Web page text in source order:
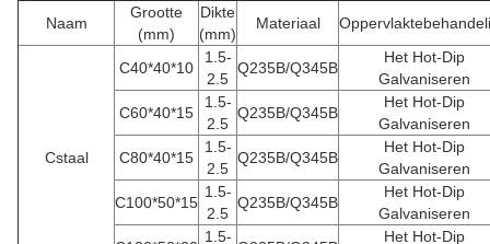
Naam
Grootte
(mm)
Dikte
(mm)
Materiaal
Cstaal
C40*40*10
1.5-
2.5
Q235B/Q345B
Het Hot-Dip
Galvaniseren
C60*40*15
1.5-
2.5
Q235B/Q345B
Het Hot-Dip
Galvaniseren
C80*40*15
1.5-
2.5
Q235B/Q345B
Het Hot-Dip
Galvaniseren
C100*50*15
1.5-
2.5
Q235B/Q345B
Het Hot-Dip
Galvaniseren
1.5- Het Hot-Dip